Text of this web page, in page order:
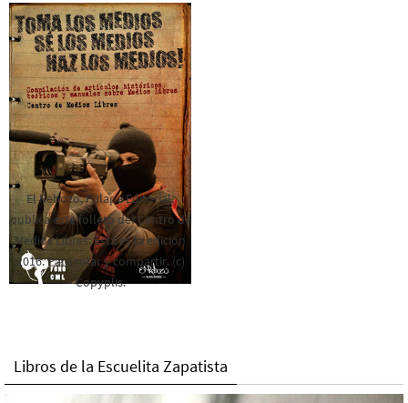
El Rebozo, Palapa Editorial,
publica este folleto del Centro de
Medios Libres. Esta es la edición
2016. Para rolar y compartir. (c)
Copyplis.
Libros de la Escuelita Zapatista